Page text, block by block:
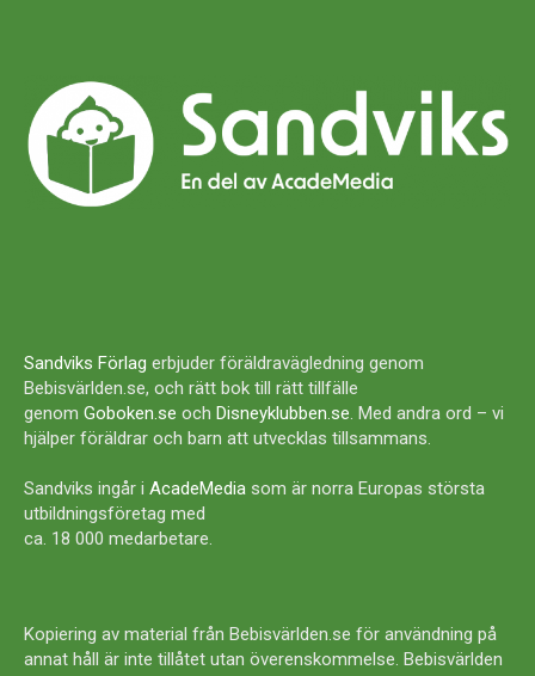
Sandviks Förlag erbjuder föräldravägledning genom
Bebisvärlden.se, och rätt bok till rätt tillfälle
genom Goboken.se och Disneyklubben.se. Med andra ord – vi
hjälper föräldrar och barn att utvecklas tillsammans.
Sandviks ingår i AcadeMedia som är norra Europas största
utbildningsföretag med
ca. 18 000 medarbetare.
Kopiering av material från Bebisvärlden.se för användning på
annat håll är inte tillåtet utan överenskommelse. Bebisvärlden